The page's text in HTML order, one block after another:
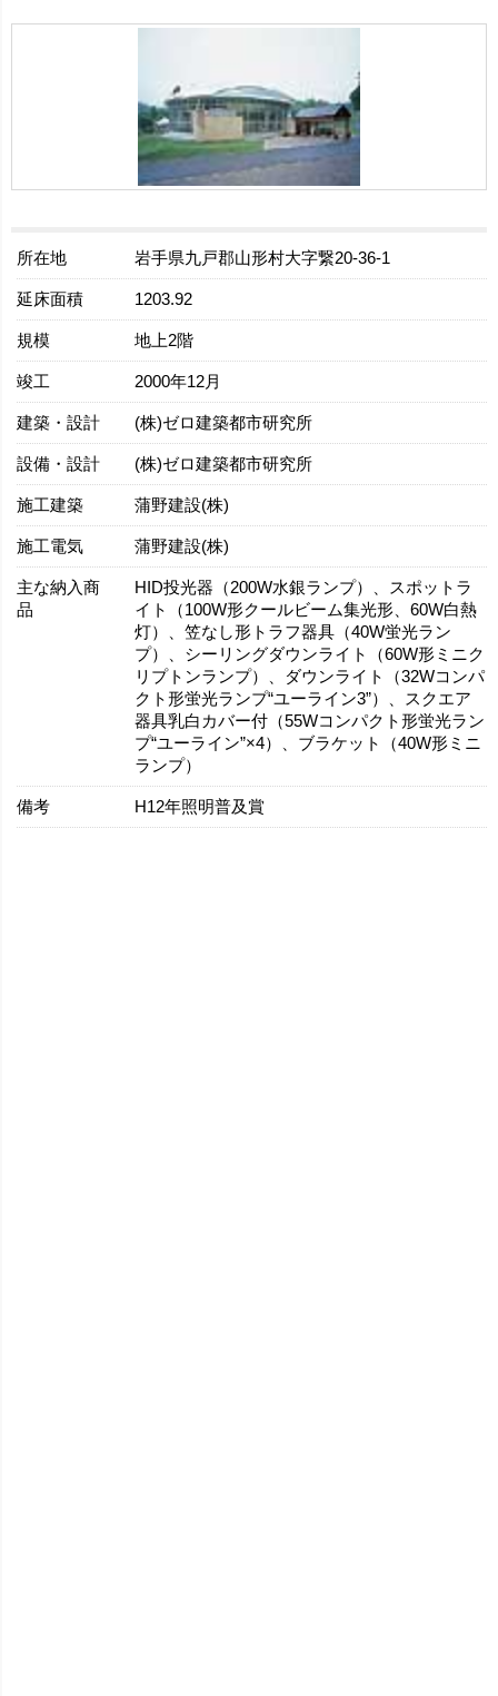
所在地 岩手県九戸郡山形村大字繋20-36-1
延床面積 1203.92
規模 地上2階
竣工 2000年12月
建築・設計 (株)ゼロ建築都市研究所
設備・設計 (株)ゼロ建築都市研究所
施工建築 蒲野建設(株)
施工電気 蒲野建設(株)
主な納入商
品
HID投光器（200W水銀ランプ）、スポットラ
イト（100W形クールビーム集光形、60W白熱
灯）、笠なし形トラフ器具（40W蛍光ラン
プ）、シーリングダウンライト（60W形ミニク
リプトンランプ）、ダウンライト（32Wコンパ
クト形蛍光ランプ“ユーライン3”）、スクエア
器具乳白カバー付（55Wコンパクト形蛍光ラン
プ“ユーライン”×4）、ブラケット（40W形ミニ
ランプ）
備考 H12年照明普及賞